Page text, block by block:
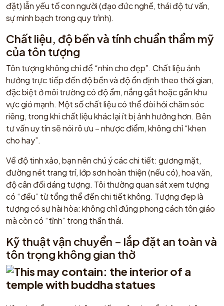
đặt) lẫn yếu tố con người (đạo đức nghề, thái độ tư vấn,
sự minh bạch trong quy trình).
Chất liệu, độ bền và tính chuẩn thẩm mỹ
của tôn tượng
Tôn tượng không chỉ để “nhìn cho đẹp”. Chất liệu ảnh
hưởng trực tiếp đến độ bền và độ ổn định theo thời gian,
đặc biệt ở môi trường có độ ẩm, nắng gắt hoặc gần khu
vực gió mạnh. Một số chất liệu có thể đòi hỏi chăm sóc
riêng, trong khi chất liệu khác lại ít bị ảnh hưởng hơn. Bên
tư vấn uy tín sẽ nói rõ ưu – nhược điểm, không chỉ “khen
cho hay”.
Về độ tinh xảo, bạn nên chú ý các chi tiết: gương mặt,
đường nét trang trí, lớp sơn hoàn thiện (nếu có), hoa văn,
độ cân đối dáng tượng. Tôi thường quan sát xem tượng
có “đều” từ tổng thể đến chi tiết không. Tượng đẹp là
tượng có sự hài hòa: không chỉ đúng phong cách tôn giáo
mà còn có “tĩnh” trong thần thái.
Kỹ thuật vận chuyển – lắp đặt an toàn và
tôn trọng không gian thờ